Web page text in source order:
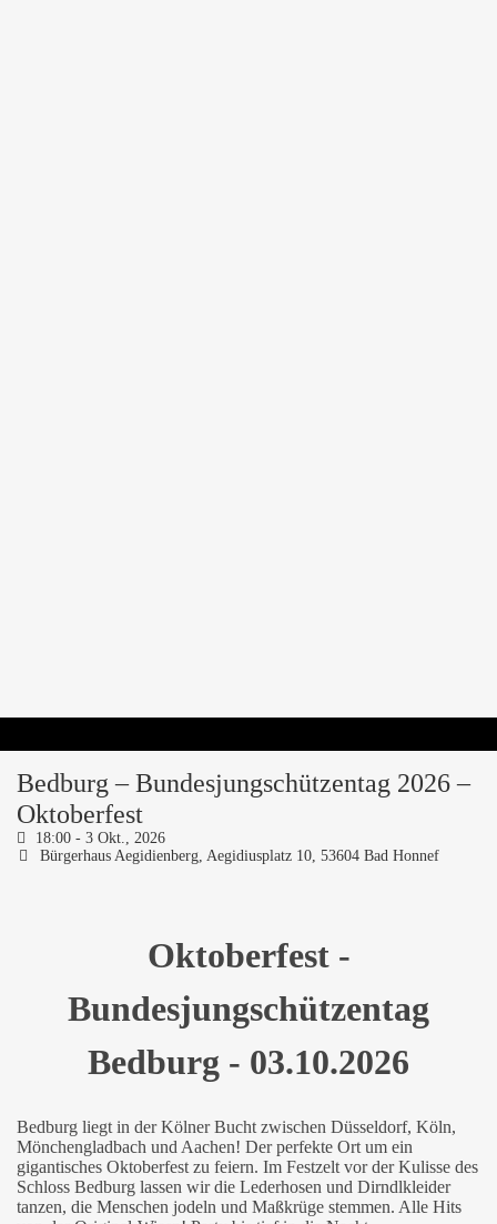
Bedburg – Bundesjungschützentag 2026 –
Oktoberfest
18:00 - 3 Okt., 2026
Bürgerhaus Aegidienberg, Aegidiusplatz 10, 53604 Bad Honnef
Oktoberfest -
Bundesjungschützentag
Bedburg - 03.10.2026
Bedburg liegt in der Kölner Bucht zwischen Düsseldorf, Köln,
Mönchengladbach und Aachen! Der perfekte Ort um ein
gigantisches Oktoberfest zu feiern. Im Festzelt vor der Kulisse des
Schloss Bedburg lassen wir die Lederhosen und Dirndlkleider
tanzen, die Menschen jodeln und Maßkrüge stemmen. Alle Hits